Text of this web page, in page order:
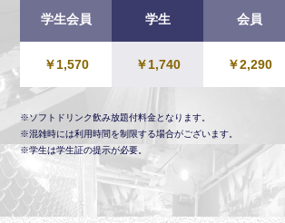
学生会員 学生 会員
￥1,570 ￥1,740 ￥2,290
※ソフトドリンク飲み放題付料金となります。
※混雑時には利用時間を制限する場合がございます。
※学生は学生証の提示が必要。